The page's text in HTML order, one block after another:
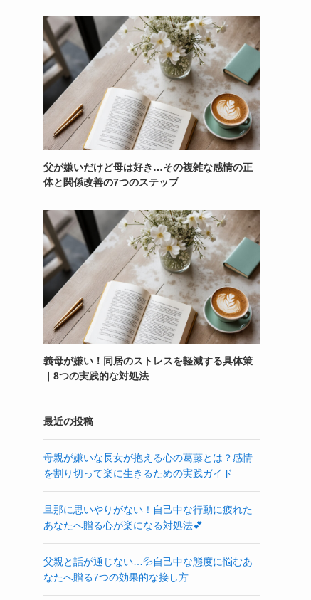
父が嫌いだけど母は好き…その複雑な感情の正
体と関係改善の7つのステップ
義母が嫌い！同居のストレスを軽減する具体策
｜8つの実践的な対処法
最近の投稿
母親が嫌いな長女が抱える心の葛藤とは？感情
を割り切って楽に生きるための実践ガイド
旦那に思いやりがない！自己中な行動に疲れた
あなたへ贈る心が楽になる対処法💕
父親と話が通じない…💦自己中な態度に悩むあ
なたへ贈る7つの効果的な接し方